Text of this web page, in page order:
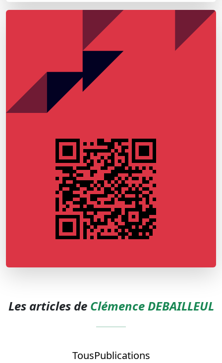
Les articles de Clémence DEBAILLEUL
TousPublications